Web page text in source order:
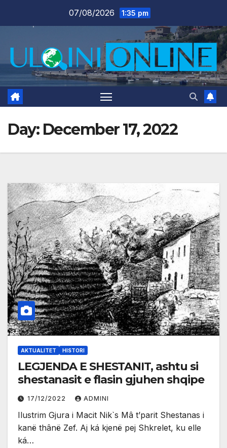
07/08/2026 1:35 pm
Day: December 17, 2022
AKTUALITET HISTORI
LEGJENDA E SHESTANIT, ashtu si
shestanasit e flasin gjuhen shqipe
17/12/2022 ADMINI
Ilustrim Gjura i Macit Nik`s Mâ t’parit Shestanas i
kanë thânë Zef. Aj ká kjenë pej Shkrelet, ku elle
ká…